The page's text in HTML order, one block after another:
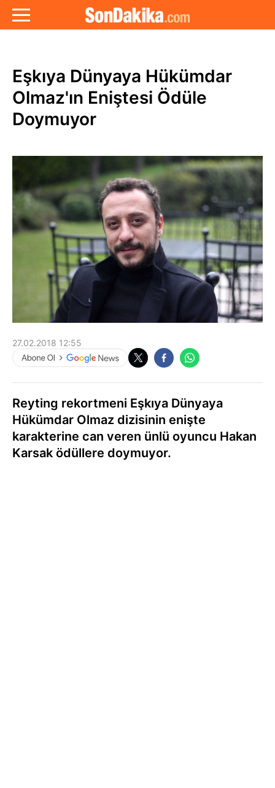
Eşkıya Dünyaya Hükümdar
Olmaz'ın Eniştesi Ödüle
Doymuyor
27.02.2018 12:55
Reyting rekortmeni Eşkıya Dünyaya
Hükümdar Olmaz dizisinin enişte
karakterine can veren ünlü oyuncu Hakan
Karsak ödüllere doymuyor.